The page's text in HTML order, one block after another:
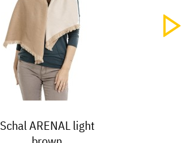
Schal ARENAL light